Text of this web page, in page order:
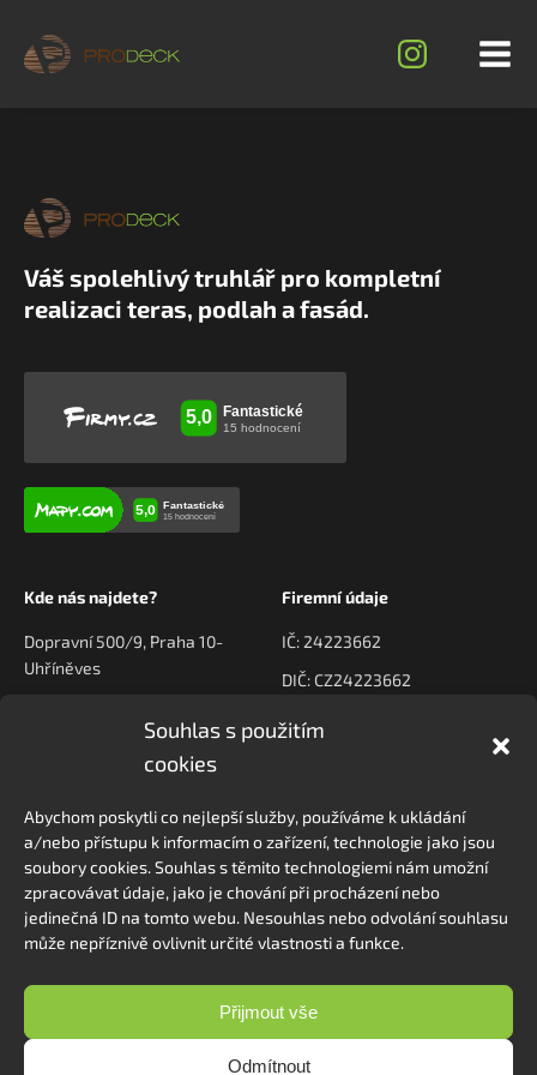
Souhlas s použitím
cookies
Abychom poskytli co nejlepší služby, používáme k ukládání
a/nebo přístupu k informacím o zařízení, technologie jako jsou
soubory cookies. Souhlas s těmito technologiemi nám umožní
zpracovávat údaje, jako je chování při procházení nebo
jedinečná ID na tomto webu. Nesouhlas nebo odvolání souhlasu
může nepříznivě ovlivnit určité vlastnosti a funkce.
Přijmout vše
Odmítnout
Váš spolehlivý truhlář pro kompletní
realizaci teras, podlah a fasád.
Kde nás najdete?
Dopravní 500/9, Praha 10-
Uhříněves
Firemní údaje
IČ: 24223662
DIČ: CZ24223662
Kontaktujte nás
+420 778 222 800
Navigace
O nás
Kontakt